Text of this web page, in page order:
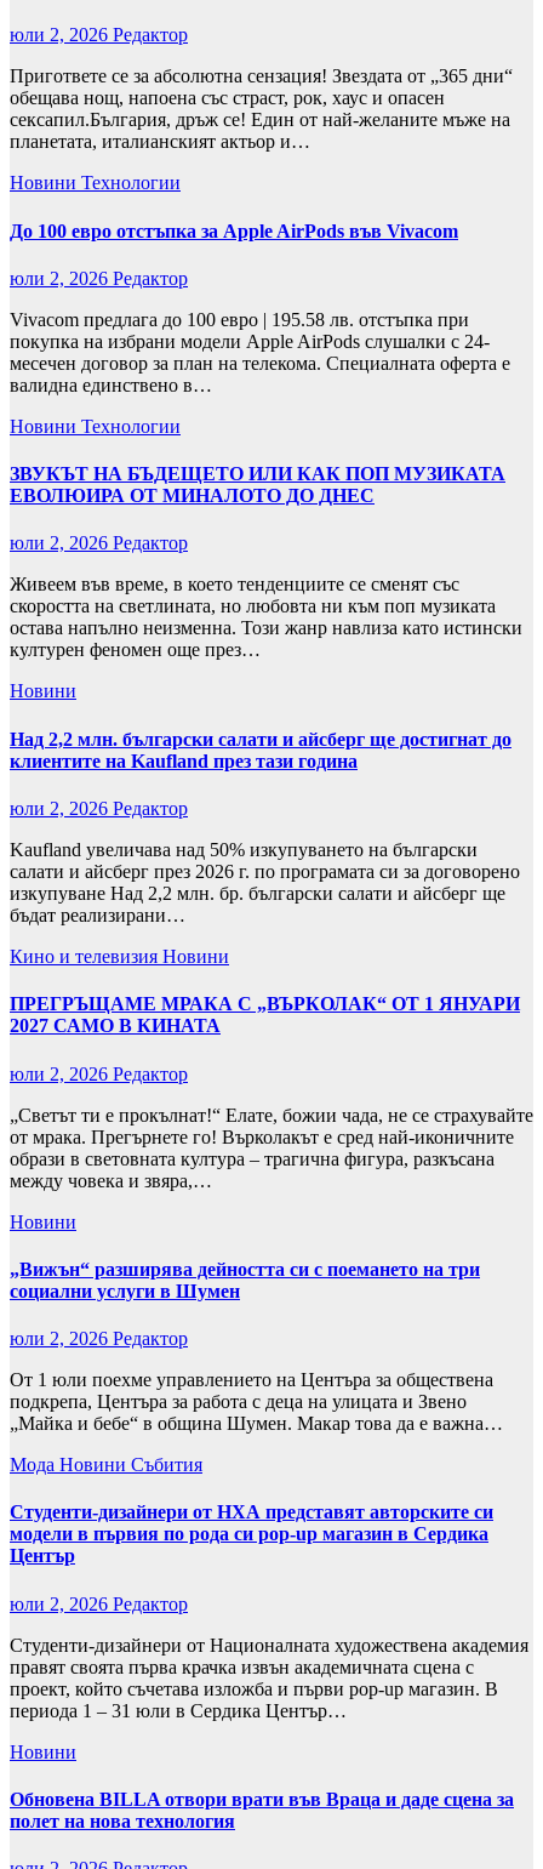
юли 2, 2026 Редактор
Пригответе се за абсолютна сензация! Звездата от „365 дни“
обещава нощ, напоена със страст, рок, хаус и опасен
сексапил.България, дръж се! Един от най-желаните мъже на
планетата, италианският актьор и…
Новини Технологии
До 100 евро отстъпка за Apple AirPods във Vivacom
юли 2, 2026 Редактор
Vivacom предлага до 100 евро | 195.58 лв. отстъпка при
покупка на избрани модели Apple AirPods слушалки с 24-
месечен договор за план на телекома. Специалната оферта е
валидна единствено в…
Новини Технологии
ЗВУКЪТ НА БЪДЕЩЕТО ИЛИ КАК ПОП МУЗИКАТА
ЕВОЛЮИРА ОТ МИНАЛОТО ДО ДНЕС
юли 2, 2026 Редактор
Живеем във време, в което тенденциите се сменят със
скоростта на светлината, но любовта ни към поп музиката
остава напълно неизменна. Този жанр навлиза като истински
културен феномен още през…
Новини
Над 2,2 млн. български салати и айсберг ще достигнат до
клиентите на Kaufland през тази година
юли 2, 2026 Редактор
Kaufland увеличава над 50% изкупуването на български
салати и айсберг през 2026 г. по програмата си за договорено
изкупуване Над 2,2 млн. бр. български салати и айсберг ще
бъдат реализирани…
Кино и телевизия Новини
ПРЕГРЪЩАМЕ МРАКА С „ВЪРКОЛАК“ ОТ 1 ЯНУАРИ
2027 САМО В КИНАТА
юли 2, 2026 Редактор
„Светът ти е прокълнат!“ Елате, божии чада, не се страхувайте
от мрака. Прегърнете го! Върколакът е сред най-иконичните
образи в световната култура – трагична фигура, разкъсана
между човека и звяра,…
Новини
„Вижън“ разширява дейността си с поемането на три
социални услуги в Шумен
юли 2, 2026 Редактор
От 1 юли поехме управлението на Центъра за обществена
подкрепа, Центъра за работа с деца на улицата и Звено
„Майка и бебе“ в община Шумен. Макар това да е важна…
Мода Новини Събития
Студенти-дизайнери от НХА представят авторските си
модели в първия по рода си pop-up магазин в Сердика
Център
юли 2, 2026 Редактор
Студенти-дизайнери от Националната художествена академия
правят своята първа крачка извън академичната сцена с
проект, който съчетава изложба и първи pop-up магазин. В
периода 1 – 31 юли в Сердика Център…
Новини
Обновена BILLA отвори врати във Враца и даде сцена за
полет на нова технология